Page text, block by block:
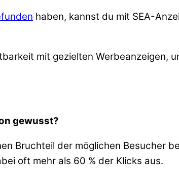
haben, kannst du mit SEA-
mit gezielten Werbeanzeigen,
gewusst?
Bruchteil der möglichen Besucher
oft mehr als 60 % der Klicks aus.